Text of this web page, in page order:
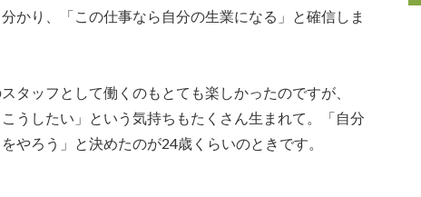
かり、「この仕事なら自分の生業になる」と確信しま
タッフとして働くのもとても楽しかったのですが、
こうしたい」という気持ちもたくさん生まれて。「自分
やろう」と決めたのが24歳くらいのときです。